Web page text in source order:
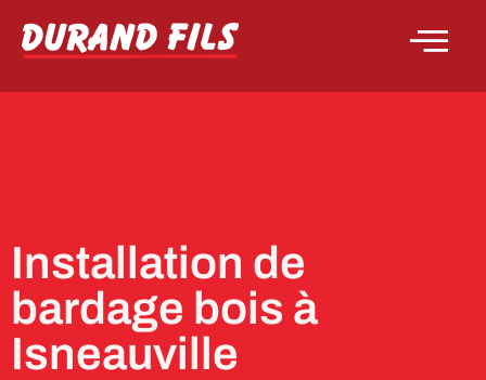
Installation de
bardage bois à
Isneauville